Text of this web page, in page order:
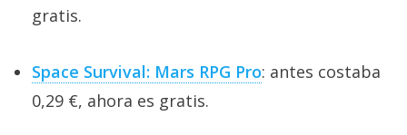
gratis.
Space Survival: Mars RPG Pro: antes costaba
0,29 €, ahora es gratis.